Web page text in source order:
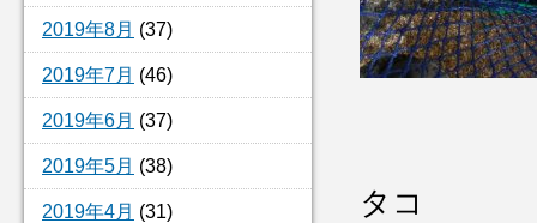
2019年8月 (37)
2019年7月 (46)
2019年6月 (37)
2019年5月 (38)
2019年4月 (31) タコ